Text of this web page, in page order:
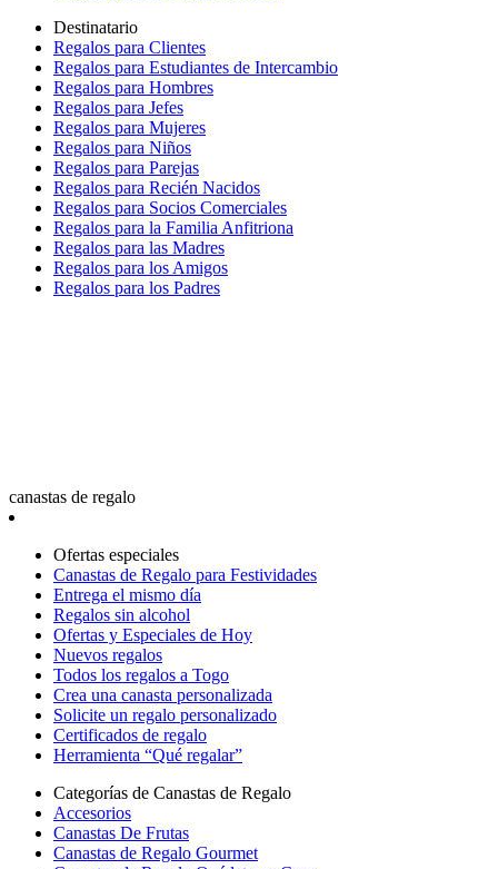
Destinatario
Regalos para Clientes
Regalos para Estudiantes de Intercambio
Regalos para Hombres
Regalos para Jefes
Regalos para Mujeres
Regalos para Niños
Regalos para Parejas
Regalos para Recién Nacidos
Regalos para Socios Comerciales
Regalos para la Familia Anfitriona
Regalos para las Madres
Regalos para los Amigos
Regalos para los Padres
canastas de regalo
Ofertas especiales
Canastas de Regalo para Festividades
Entrega el mismo día
Regalos sin alcohol
Ofertas y Especiales de Hoy
Nuevos regalos
Todos los regalos a Togo
Crea una canasta personalizada
Solicite un regalo personalizado
Certificados de regalo
Herramienta “Qué regalar”
Categorías de Canastas de Regalo
Accesorios
Canastas De Frutas
Canastas de Regalo Gourmet